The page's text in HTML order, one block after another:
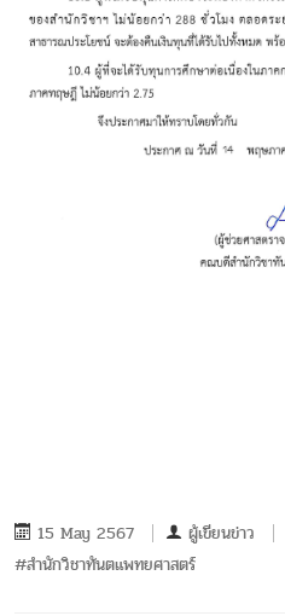
15 May 2567 ผู้เขียนข่าว
#สำนักวิชาทันตแพทยศาสตร์